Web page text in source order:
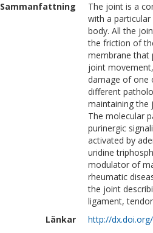
Sammanfattning
The joint is a
with a
body. All the
the friction of
membrane that
joint
damage of one
different
maintaining the
The molecular
purinergic
activated by
uridine
modulator of
rheumatic
the joint
ligament,
Länkar
http://